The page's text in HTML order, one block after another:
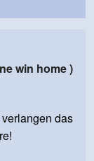
win home )
das